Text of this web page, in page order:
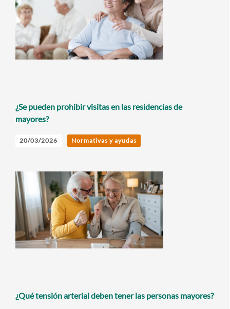
¿Se pueden prohibir visitas en las residencias de
mayores?
20/03/2026 Normativas y ayudas
¿Qué tensión arterial deben tener las personas mayores?